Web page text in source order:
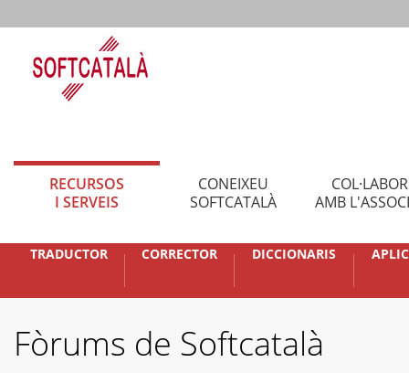
RECURSOS
I SERVEIS
CONEIXEU
SOFTCATALÀ
AMB
TRADUCTOR CORRECTOR DICCIONARIS
Fòrums de Softcatalà